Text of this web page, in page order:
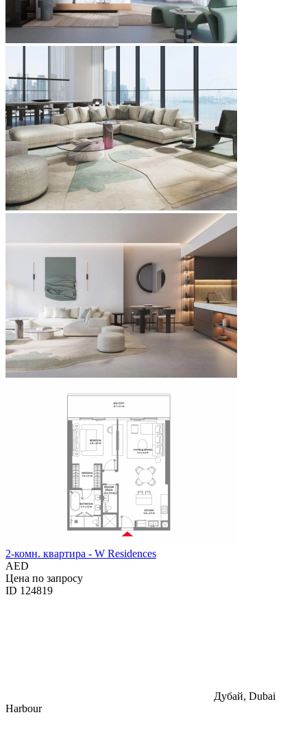
2-комн. квартира - W Residences
AED
Цена по запросу
ID 124819
Дубай, Dubai
Harbour